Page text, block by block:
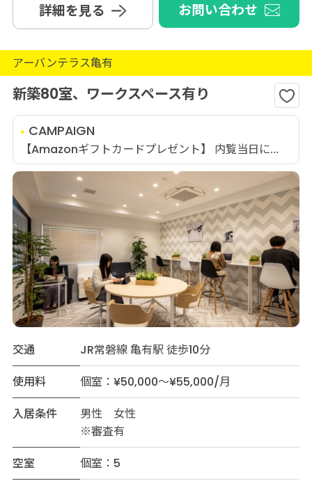
詳細を見る お問い合わせ
アーバンテラス亀有
新築80室、ワークスペース有り
CAMPAIGN
【Amazonギフトカードプレゼント】 内覧当日に...
交通
JR常磐線 亀有駅 徒歩10分
使用料
個室：¥50,000～¥55,000/月
入居条件
男性 女性
※審査有
空室
個室：5